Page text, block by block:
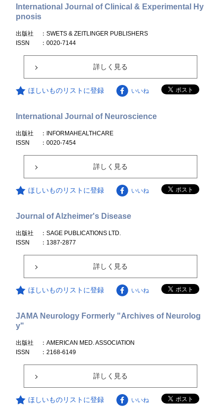
International Journal of Clinical & Experimental Hy
pnosis
出版社
：SWETS & ZEITLINGER PUBLISHERS
ISSN
：0020-7144
詳しく見る
ほしいものリストに登録 いいね
International Journal of Neuroscience
出版社
：INFORMAHEALTHCARE
ISSN
：0020-7454
詳しく見る
ほしいものリストに登録 いいね
Journal of Alzheimer's Disease
出版社
：SAGE PUBLICATIONS LTD.
ISSN
：1387-2877
詳しく見る
ほしいものリストに登録 いいね
JAMA Neurology Formerly "Archives of Neurolog
y"
出版社
：AMERICAN MED. ASSOCIATION
ISSN
：2168-6149
詳しく見る
ほしいものリストに登録 いいね